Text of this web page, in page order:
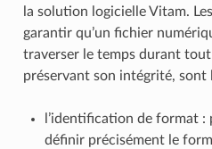
la solution logicielle Vitam.
garantir qu’un fichier
traverser le temps durant
préservant son intégrité, sont
l’identification de format :
définir précisément le